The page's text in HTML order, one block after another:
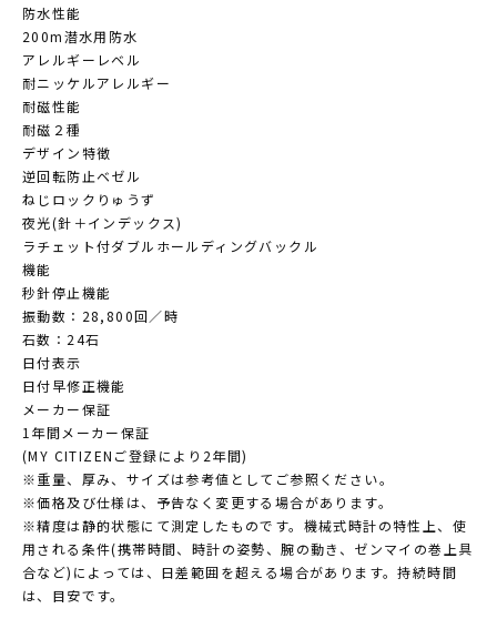
防水性能
200m潜水用防水
アレルギーレベル
耐ニッケルアレルギー
耐磁性能
耐磁２種
デザイン特徴
逆回転防止ベゼル
ねじロックりゅうず
夜光(針＋インデックス)
ラチェット付ダブルホールディングバックル
機能
秒針停止機能
振動数：28,800回／時
石数：24石
日付表示
日付早修正機能
メーカー保証
1年間メーカー保証
(MY CITIZENご登録により2年間)
※重量、厚み、サイズは参考値としてご参照ください。
※価格及び仕様は、予告なく変更する場合があります。
※精度は静的状態にて測定したものです。機械式時計の特性上、使
用される条件(携帯時間、時計の姿勢、腕の動き、ゼンマイの巻上具
合など)によっては、日差範囲を超える場合があります。持続時間
は、目安です。